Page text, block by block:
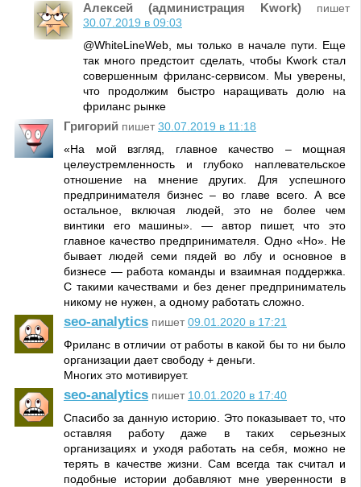
Алексей (администрация Kwork) пишет
30.07.2019 в 09:03
@WhiteLineWeb, мы только в начале пути. Еще
так много предстоит сделать, чтобы Kwork стал
совершенным фриланс-сервисом. Мы уверены,
что продолжим быстро наращивать долю на
фриланс рынке
Григорий пишет 30.07.2019 в 11:18
«На мой взгляд, главное качество – мощная
целеустремленность и глубоко наплевательское
отношение на мнение других. Для успешного
предпринимателя бизнес – во главе всего. А все
остальное, включая людей, это не более чем
винтики его машины». — автор пишет, что это
главное качество предпринимателя. Одно «Но». Не
бывает людей семи пядей во лбу и основное в
бизнесе — работа команды и взаимная поддержка.
С такими качествами и без денег предприниматель
никому не нужен, а одному работать сложно.
seo-analytics пишет 09.01.2020 в 17:21
Фриланс в отличии от работы в какой бы то ни было
организации дает свободу + деньги.
Многих это мотивирует.
seo-analytics пишет 10.01.2020 в 17:40
Спасибо за данную историю. Это показывает то, что
оставляя работу даже в таких серьезных
организациях и уходя работать на себя, можно не
терять в качестве жизни. Сам всегда так считал и
подобные истории добавляют мне уверенности в